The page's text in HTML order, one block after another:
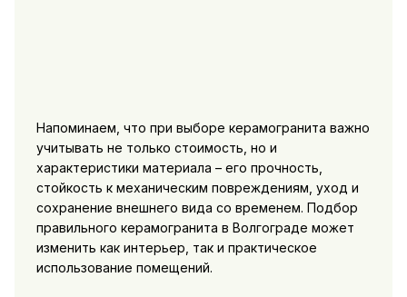
Напоминаем, что при выборе керамогранита важно
учитывать не только стоимость, но и
характеристики материала – его прочность,
стойкость к механическим повреждениям, уход и
сохранение внешнего вида со временем. Подбор
правильного керамогранита в Волгограде может
изменить как интерьер, так и практическое
использование помещений.